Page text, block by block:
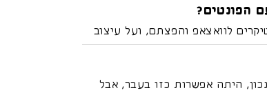
עם הפונט על המחשב ומייצאים עיצוב מושטח כמו JPG, זה נחשב שימוש דסקטופהפונטים?
לוואצאפ והפצתם, ועל עיצוב
היתה אפשרות כזו בעבר, אבל